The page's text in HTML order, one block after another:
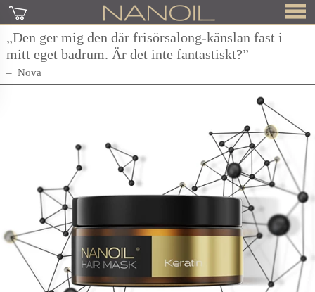
„Den ger mig den där frisörsalong-känslan fast i
mitt eget badrum. Är det inte fantastiskt?”
Nova